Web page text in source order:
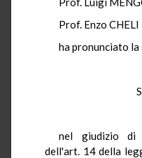
Prof. Enzo CHELI
ha pronunciato la
nel giudizio di
dell'art. 14 della